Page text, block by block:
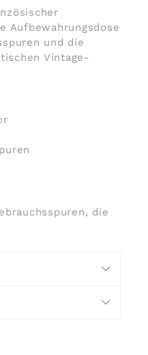
Aufbewahrungsdose
und die
Vintage-
die